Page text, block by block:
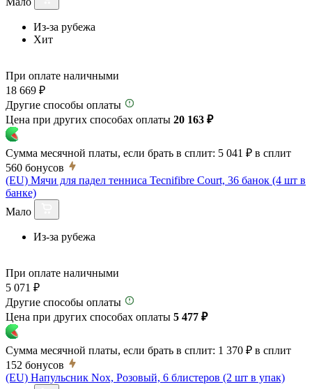
Из-за рубежа
Хит
При оплате наличными
18 669 ₽
Другие способы оплаты
Цена при других способах оплаты 20 163 ₽
Сумма месячной платы, если брать в сплит: 5 041 ₽ в сплит
560 бонусов
(EU) Мячи для падел тенниса Tecnifibre Court, 36 банок (4 шт в
банке)
Мало
Из-за рубежа
При оплате наличными
5 071 ₽
Другие способы оплаты
Цена при других способах оплаты 5 477 ₽
Сумма месячной платы, если брать в сплит: 1 370 ₽ в сплит
152 бонусов
(EU) Напульсник Nox, Розовый, 6 блистеров (2 шт в упак)